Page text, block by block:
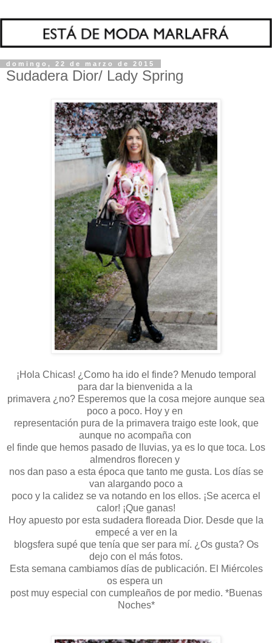
domingo, 22 de marzo de 2015
Sudadera Dior/ Lady Spring
¡Hola Chicas! ¿Como ha ido el finde? Menudo temporal
para dar la bienvenida a la
primavera ¿no? Esperemos que la cosa mejore aunque sea
poco a poco. Hoy y en
representación pura de la primavera traigo este look, que
aunque no acompaña con
el finde que hemos pasado de lluvias, ya es lo que toca. Los
almendros florecen y
nos dan paso a esta época que tanto me gusta. Los días se
van alargando poco a
poco y la calidez se va notando en los ellos. ¡Se acerca el
calor! ¡Que ganas!
Hoy apuesto por esta sudadera floreada Dior. Desde que la
empecé a ver en la
blogsfera supé que tenía que ser para mí. ¿Os gusta? Os
dejo con el más fotos.
Esta semana cambiamos días de publicación. El Miércoles
os espera un
post muy especial con cumpleaños de por medio. *Buenas
Noches*